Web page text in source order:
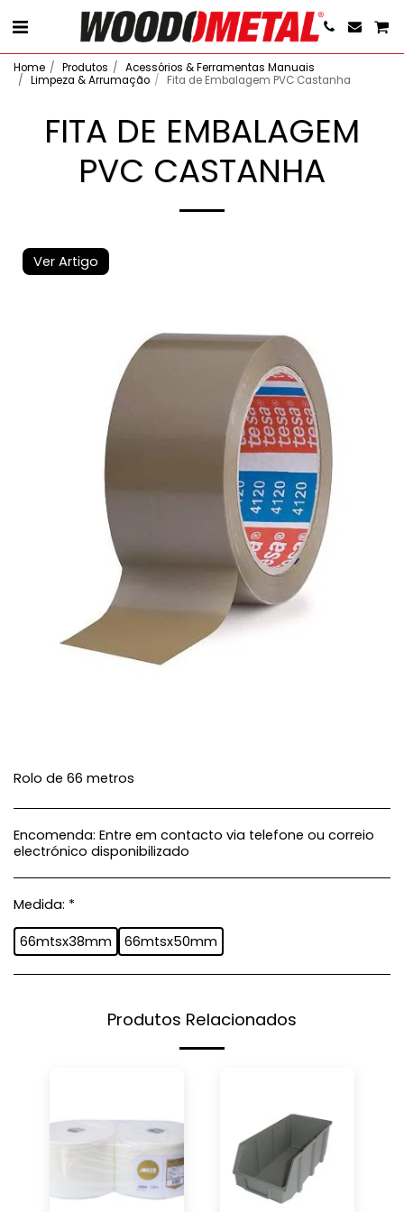
Home Produtos
Acessórios & Ferramentas Manuais
Limpeza & Arrumação
Fita de Embalagem PVC Castanha
FITA DE EMBALAGEM
PVC CASTANHA
Ver Artigo
Rolo de 66 metros
Encomenda: Entre em contacto via telefone ou correio
electrónico disponibilizado
Medida: *
66mtsx38mm 66mtsx50mm
Produtos Relacionados